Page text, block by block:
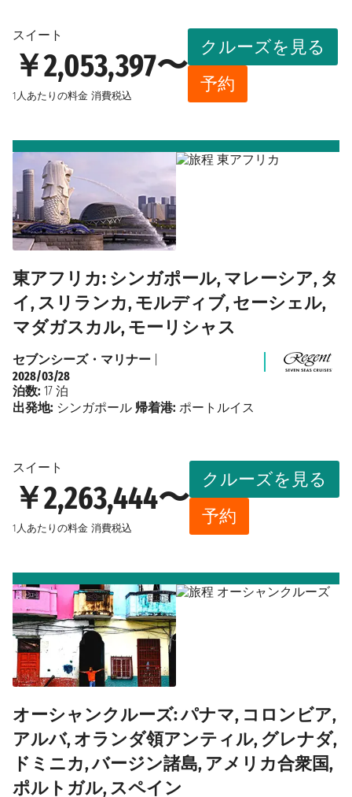
スイート
￥2,053,397〜
1人あたりの料金 消費税込
クルーズを見る
予約
東アフリカ: シンガポール, マレーシア, タ
イ, スリランカ, モルディブ, セーシェル,
マダガスカル, モーリシャス
スイート
￥2,263,444〜
1人あたりの料金 消費税込
クルーズを見る
予約
セブンシーズ・マリナー
2028/03/28
泊数: 17 泊
出発地: シンガポール 帰着港: ポートルイス
オーシャンクルーズ: パナマ, コロンビア,
アルバ, オランダ領アンティル, グレナダ,
ドミニカ, バージン諸島, アメリカ合衆国,
ポルトガル, スペイン